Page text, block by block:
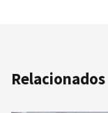
Relacionados